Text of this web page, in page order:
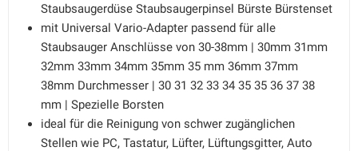
Staubsaugerdüse Staubsaugerpinsel Bürste Bürstenset
mit Universal Vario-Adapter passend für alle
Staubsauger Anschlüsse von 30-38mm | 30mm 31mm
32mm 33mm 34mm 35mm 35 mm 36mm 37mm
38mm Durchmesser | 30 31 32 33 34 35 35 36 37 38
mm | Spezielle Borsten
ideal für die Reinigung von schwer zugänglichen
Stellen wie PC, Tastatur, Lüfter, Lüftungsgitter, Auto